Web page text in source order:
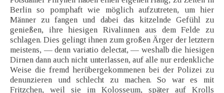
Berlin so pomphaft wie möglich aufzutreten, um hier
Männer zu fangen und dabei das kitzelnde Gefühl zu
genießen, ihre hiesigen Rivalinnen aus dem Felde zu
schlagen. Dies gelingt ihnen zum großen Ärger der letztern
meistens, — denn variatio delectat, — weshalb die hiesigen
Dirnen dann auch nicht unterlassen, auf alle nur erdenkliche
Weise die fremd herübergekommenen bei der Polizei zu
denunzieren und schlecht zu machen. So war es mit
Fritzchen, weil sie im Kolosseum, später auf Krolls